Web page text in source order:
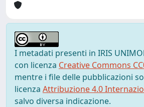
I metadati presenti in IRIS
con licenza Creative Commons
mentre i file delle pubblicazioni
licenza Attribuzione 4.0
salvo diversa indicazione.